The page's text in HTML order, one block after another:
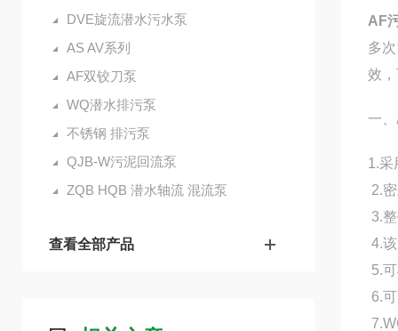
DVE旋流潜水污水泵
AS AV系列
AF双铰刀泵
WQ潜水排污泵
不锈钢 排污泵
QJB-W污泥回流泵
ZQB HQB 潜水轴流 混流泵
查看全部产品
AF
多
效
一、
1.采
2.
3.
4.
5.
6.